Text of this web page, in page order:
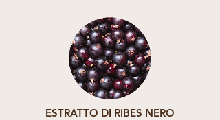
ESTRATTO DI RIBES NERO